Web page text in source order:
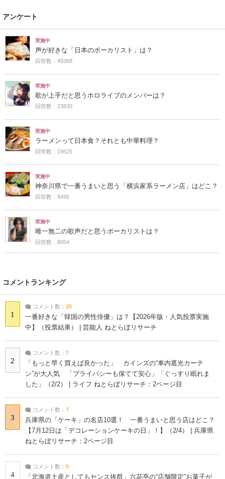
アンケート
実施中
声が好きな「日本のボーカリスト」は？
回答数：49368
実施中
歌が上手だと思うホロライブのメンバーは？
回答数：23830
実施中
ラーメンって日本食？それとも中華料理？
回答数：19625
実施中
神奈川県で一番うまいと思う「横浜家系ラーメン店」はどこ？
回答数：8495
実施中
唯一無二の歌声だと思うボーカリストは？
回答数：8054
コメントランキング
1
コメント数： 20
一番好きな「韓国の男性俳優」は？【2026年版・人気投票実施
中】（投票結果） | 芸能人 ねとらぼリサーチ
2
コメント数： 7
「もっと早く買えば良かった」 カインズの“車内遮光カーテ
ン”が大人気 「プライバシーも保てて安心」「ぐっすり眠れま
した」（2/2） | ライフ ねとらぼリサーチ：2ページ目
3
コメント数： 7
兵庫県の「ケーキ」の名店10選！ 一番うまいと思う店はどこ？
【7月12日は「デコレーションケーキの日」！】（2/4） | 兵庫県
ねとらぼリサーチ：2ページ目
4
コメント数： 5
「北海道土産としてもセンス抜群」六花亭の“店舗限定”お菓子が